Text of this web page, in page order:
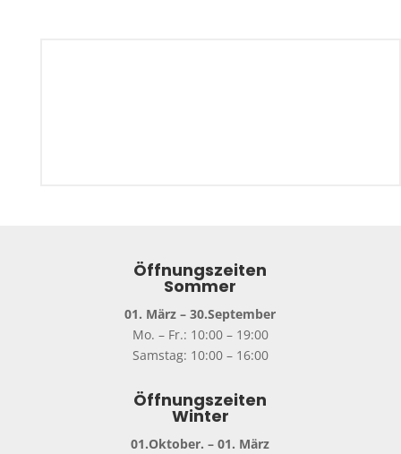
Öffnungszeiten
Sommer
01. März – 30.September
Mo. – Fr.: 10:00 – 19:00
Samstag: 10:00 – 16:00
Öffnungszeiten
Winter
01.Oktober. – 01. März